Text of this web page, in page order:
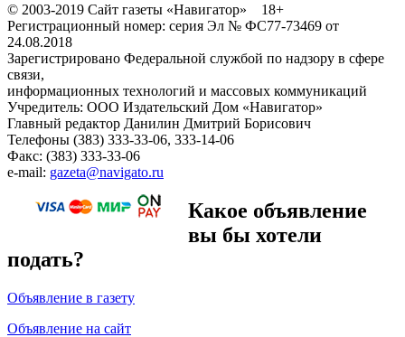
© 2003-2019 Сайт газеты «Навигатор» 18+
Регистрационный номер: серия Эл № ФС77-73469 от
24.08.2018
Зарегистрировано Федеральной службой по надзору в сфере
связи,
информационных технологий и массовых коммуникаций
Учредитель: ООО Издательский Дом «Навигатор»
Главный редактор Данилин Дмитрий Борисович
Телефоны (383) 333-33-06, 333-14-06
Факс: (383) 333-33-06
e-mail: gazeta@navigato.ru
Какое объявление
вы бы хотели
подать?
Объявление в газету
Объявление на сайт